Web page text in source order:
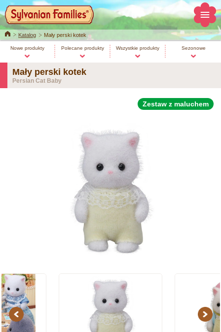
HomeKatalog Mały perski kotek
Nowe produkty Polecane produkty Wszystkie produkty Sezonowe
Mały perski kotek
Persian Cat Baby
Zestaw z maluchem
Previous Next